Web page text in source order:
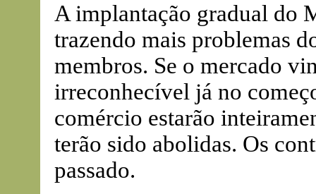
A implantação gradual do
trazendo mais problemas
membros. Se o mercado
irreconhecível já no
comércio estarão
terão sido abolidas. Os
passado.